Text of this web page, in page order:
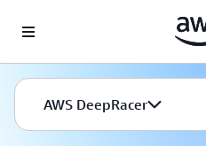
Überspringen zum Hauptinhalt
AWS DeepRacer